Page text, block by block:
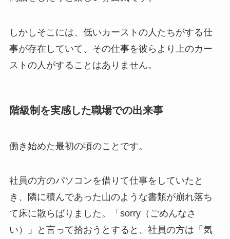
しかしそこには、低いカーストの人たちがする仕
事が存在していて、その仕事を彼らより上のカー
ストの人がすることはありません。
階級制を実感した職場での出来事
働き始めた最初の頃のことです。
社員の方のパソコンを借りて仕事をしていたと
き、隣に積んであった山のような書類が崩れ落ち
て床に散らばりました。「sorry（ごめんなさ
い）」と言って拾おうとすると、社員の方は「気